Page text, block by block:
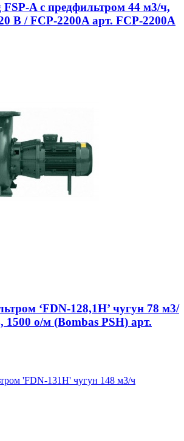
A с предфильтром 44 м3/ч,
В / FCP-2200A арт. FCP-2200A
‘FDN-128,1H’ чугун 78 м3/
о/м (Bombas PSH) арт.